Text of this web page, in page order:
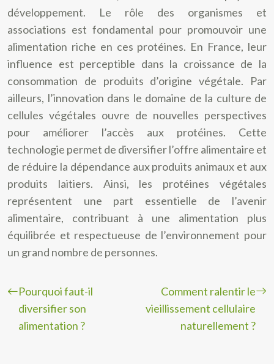
développement. Le rôle des organismes et
associations est fondamental pour promouvoir une
alimentation riche en ces protéines. En France, leur
influence est perceptible dans la croissance de la
consommation de produits d’origine végétale. Par
ailleurs, l’innovation dans le domaine de la culture de
cellules végétales ouvre de nouvelles perspectives
pour améliorer l’accès aux protéines. Cette
technologie permet de diversifier l’offre alimentaire et
de réduire la dépendance aux produits animaux et aux
produits laitiers. Ainsi, les protéines végétales
représentent une part essentielle de l’avenir
alimentaire, contribuant à une alimentation plus
équilibrée et respectueuse de l’environnement pour
un grand nombre de personnes.
Pourquoi faut-il
diversifier son
alimentation ?
Comment ralentir le
vieillissement cellulaire
naturellement ?